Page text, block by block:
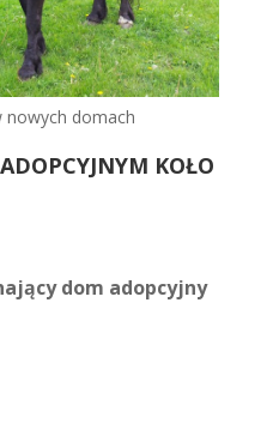
nowych domach
KOŁO
dom adopcyjny